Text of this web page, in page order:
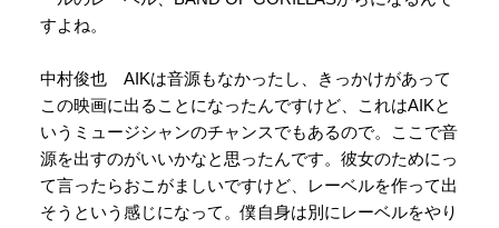
すよね。
中村俊也 AIKは音源もなかったし、きっかけがあって
この映画に出ることになったんですけど、これはAIKと
いうミュージシャンのチャンスでもあるので。ここで音
源を出すのがいいかなと思ったんです。彼女のためにっ
て言ったらおこがましいですけど、レーベルを作って出
そうという感じになって。僕自身は別にレーベルをやり